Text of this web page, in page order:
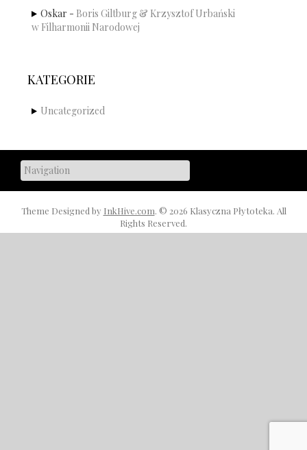
Oskar - Boris Giltburg & Krzysztof Urbański
w Filharmonii Narodowej
KATEGORIE
Uncategorized
Theme Designed by InkHive.com. © 2026 Klasyczna Płytoteka. All
Rights Reserved.